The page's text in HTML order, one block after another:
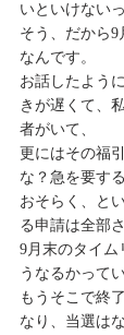
いといけない
そう、だから9
なんです。
お話したよう
きが遅くて、
者がいて、
更にはその福
な？急を要す
おそらく、と
る申請は全部
9月末のタイム
うなるかって
もうそこで終
なり、当選は